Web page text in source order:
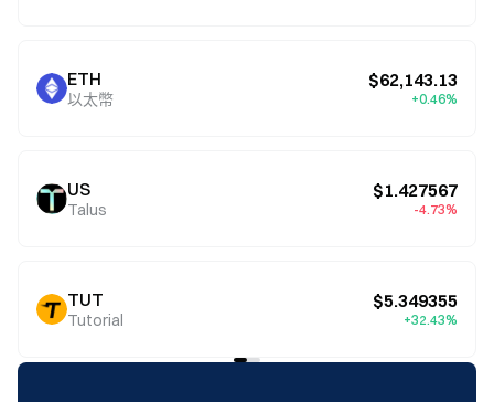
ETH
以太幣
$62,143.13
+0.46%
US
Talus
$1.427567
-4.73%
TUT
Tutorial
$5.349355
+32.43%